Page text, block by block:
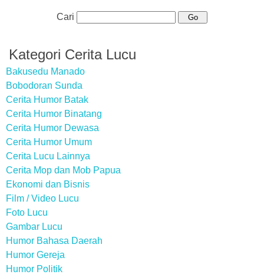
Cari
Kategori Cerita Lucu
Bakusedu Manado
Bobodoran Sunda
Cerita Humor Batak
Cerita Humor Binatang
Cerita Humor Dewasa
Cerita Humor Umum
Cerita Lucu Lainnya
Cerita Mop dan Mob Papua
Ekonomi dan Bisnis
Film / Video Lucu
Foto Lucu
Gambar Lucu
Humor Bahasa Daerah
Humor Gereja
Humor Politik